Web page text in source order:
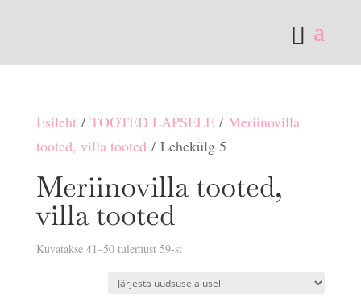
Esileht/ TOOTED LAPSELE/ Meriinovilla
tooted, villa tooted/ Lehekülg 5
Meriinovilla tooted,
villa tooted
Kuvatakse 41–50 tulemust 59-stSorditud